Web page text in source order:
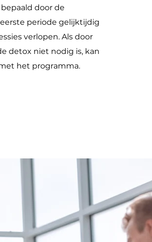
door de
periode gelijktijdig
verlopen. Als door
detox niet nodig is, kan
het programma.